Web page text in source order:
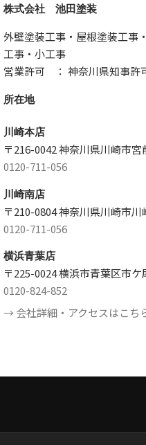
株式会社 池田塗装
外壁塗装工事・屋根塗装工事
工事・小工事
営業許可 ： 神奈川県知事許
所在地
川崎本店
〒216-0042 神奈川県川崎市
0120-711-056
川崎南店
〒210-0804 神奈川県川崎市
0120-711-056
横浜青葉店
〒225-0024 横浜市青葉区市ケ
0120-824-852
→ 会社詳細・アクセスはこち